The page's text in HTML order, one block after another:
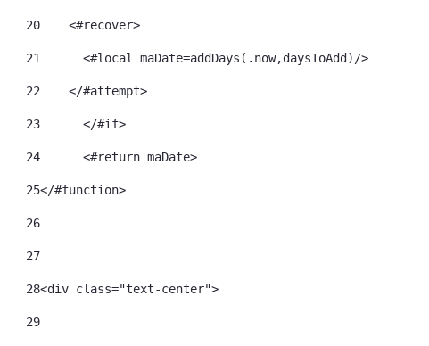
20
    <#recover>
21
      <#local maDate=addDays(.now,daysToAdd)/>
22
    </#attempt>
23
	</#if>
24
	<#return maDate>
25</#function>
26
27
28<div class="text-center">
29